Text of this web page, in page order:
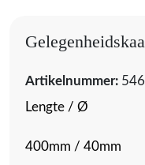
Artikelnummer:
Lengte / Ø
400mm / 40mm